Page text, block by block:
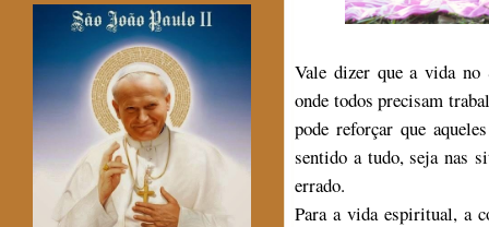
Vale dizer que a vida no
onde todos precisam
pode reforçar que
sentido a tudo, seja nas
errado.
Para a vida espiritual, a